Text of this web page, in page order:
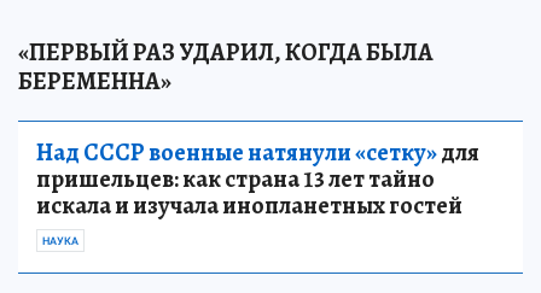
«ПЕРВЫЙ РАЗ УДАРИЛ, КОГДА БЫЛА
БЕРЕМЕННА»
Над СССР военные натянули «сетку»для
пришельцев: как страна 13 лет тайно
искала и изучала инопланетных гостей
НАУКА